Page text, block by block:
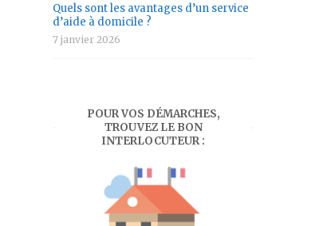
Quels sont les avantages d’un service
d’aide à domicile ?
7 janvier 2026
POUR VOS DÉMARCHES,
TROUVEZ LE BON
INTERLOCUTEUR :